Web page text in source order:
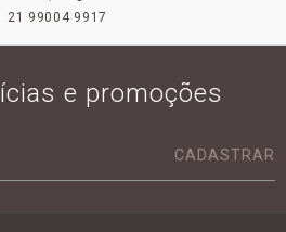
21 99004 9917
e promoções
CADASTRAR